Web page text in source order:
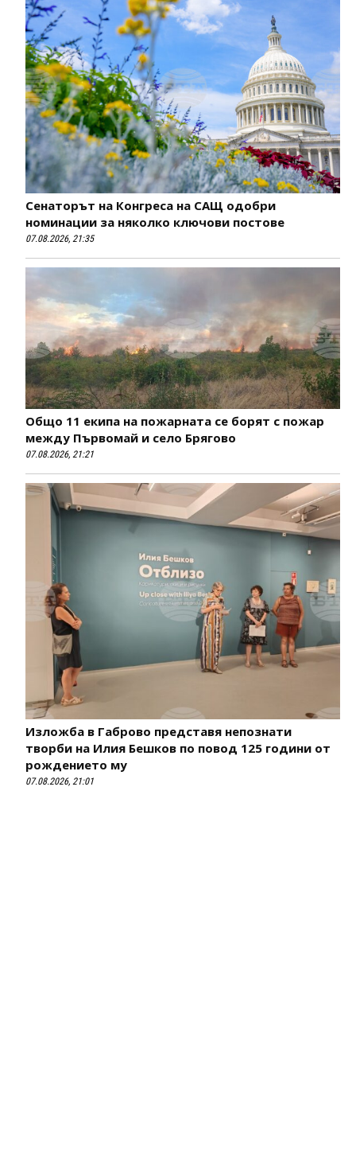
Сенаторът на Конгреса на САЩ одобри
номинации за няколко ключови постове
07.08.2026, 21:35
Общо 11 екипа на пожарната се борят с пожар
между Първомай и село Брягово
07.08.2026, 21:21
Изложба в Габрово представя непознати
творби на Илия Бешков по повод 125 години от
рождението му
07.08.2026, 21:01